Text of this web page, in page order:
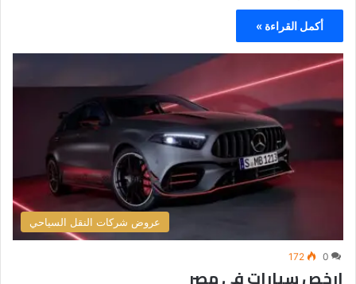
أكمل القراءة »
عروض شركات النقل السياحي
0
172
ارخص سيارات فى مصر